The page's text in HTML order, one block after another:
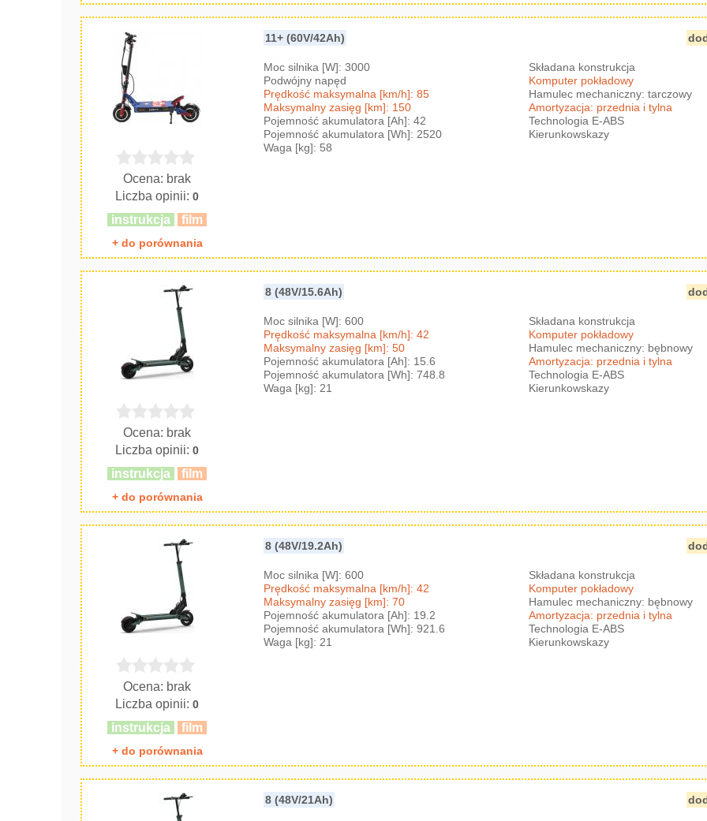
11+ (60V/42Ah)
Ocena: brak
Liczba opinii:0
instrukcja film
Moc silnika [W]: 3000
Podwójny napęd
Prędkość maksymalna [km/h]: 85
Maksymalny zasięg [km]: 150
Pojemność akumulatora [Ah]: 42
Pojemność akumulatora [Wh]: 2520
Waga [kg]: 58
Składana konstrukcja
Komputer pokładowy
Hamulec mechaniczny: tarczowy
Amortyzacja: przednia i tylna
Technologia E-ABS
Kierunkowskazy
+ do porównania
8 (48V/15.6Ah)
Ocena: brak
Liczba opinii:0
instrukcja film
Moc silnika [W]: 600
Prędkość maksymalna [km/h]: 42
Maksymalny zasięg [km]: 50
Pojemność akumulatora [Ah]: 15.6
Pojemność akumulatora [Wh]: 748.8
Waga [kg]: 21
Składana konstrukcja
Komputer pokładowy
Hamulec mechaniczny: bębnowy
Amortyzacja: przednia i tylna
Technologia E-ABS
Kierunkowskazy
+ do porównania
8 (48V/19.2Ah)
Ocena: brak
Liczba opinii:0
instrukcja film
Moc silnika [W]: 600
Prędkość maksymalna [km/h]: 42
Maksymalny zasięg [km]: 70
Pojemność akumulatora [Ah]: 19.2
Pojemność akumulatora [Wh]: 921.6
Waga [kg]: 21
Składana konstrukcja
Komputer pokładowy
Hamulec mechaniczny: bębnowy
Amortyzacja: przednia i tylna
Technologia E-ABS
Kierunkowskazy
+ do porównania
8 (48V/21Ah)